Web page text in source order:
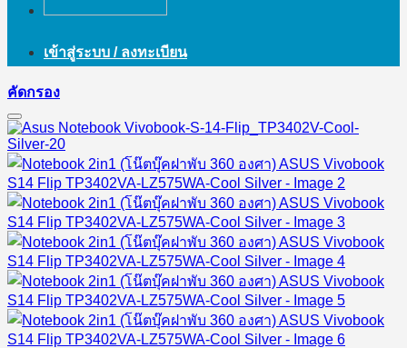
เข้าสู่ระบบ / ลงทะเบียน
คัดกรอง